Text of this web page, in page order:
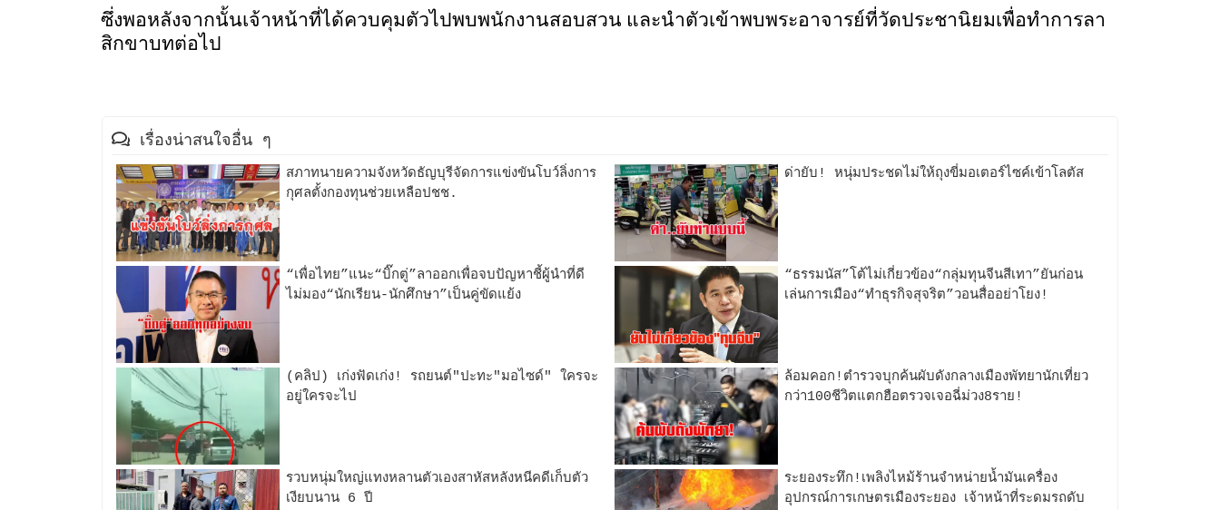
ซึ่งพอหลังจากนั้นเจ้าหน้าที่ได้ควบคุมตัวไปพบพนักงานสอบสวน และนำตัวเข้าพบพระอาจารย์ที่วัดประชานิยมเพื่อทำการลา
สิกขาบทต่อไป
เรื่องน่าสนใจอื่น ๆ
สภาทนายความจังหวัดธัญบุรีจัดการแข่งขันโบว์ลิ่งการ
กุศลตั้งกองทุนช่วยเหลือปชช.
ด่ายับ! หนุ่มประชดไม่ให้ถุงขี่มอเตอร์ไซค์เข้าโลตัส
“เพื่อไทย”แนะ“บิ๊กตู่”ลาออกเพื่อจบปัญหาชี้ผู้นำที่ดี
ไม่มอง“นักเรียน-นักศึกษา”เป็นคู่ขัดแย้ง
“ธรรมนัส”โต้ไม่เกี่ยวข้อง“กลุ่มทุนจีนสีเทา”ยันก่อน
เล่นการเมือง“ทำธุรกิจสุจริต”วอนสื่ออย่าโยง!
(คลิป) เก่งฟัดเก่ง! รถยนต์"ปะทะ"มอไซด์" ใครจะ
อยู่ใครจะไป
ล้อมคอก!ตำรวจบุกค้นผับดังกลางเมืองพัทยานักเที่ยว
กว่า100ชีวิตแตกฮือตรวจเจอฉี่ม่วง8ราย!
รวบหนุ่มใหญ่แทงหลานตัวเองสาหัสหลังหนีคดีเก็บตัว
เงียบนาน 6 ปี
ระยองระทึก!เพลิงไหม้ร้านจำหน่ายน้ำมันเครื่อง
อุปกรณ์การเกษตรเมืองระยอง เจ้าหน้าที่ระดมรถดับ